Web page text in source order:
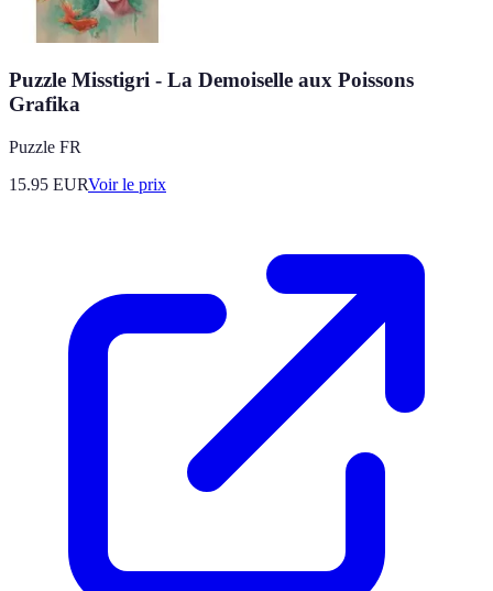
Puzzle Misstigri - La Demoiselle aux Poissons
Grafika
Puzzle FR
15.95 EURVoir le prix